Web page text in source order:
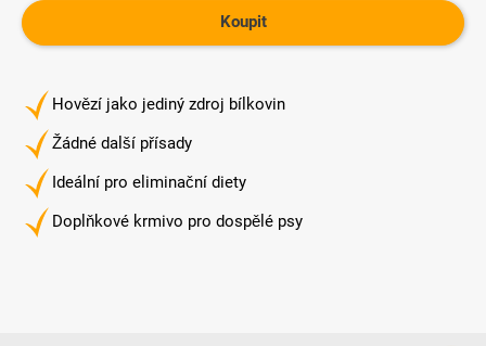
Hovězí jako jediný zdroj bílkovin
Žádné další přísady
Ideální pro eliminační diety
Doplňkové krmivo pro dospělé psy
Koupit